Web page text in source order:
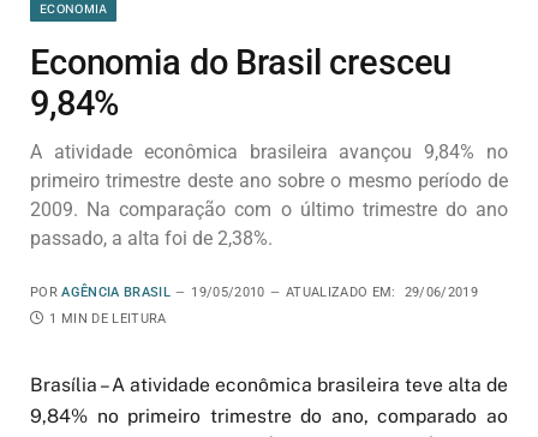
ECONOMIA
Economia do Brasil cresceu
9,84%
A atividade econômica brasileira avançou 9,84% no
primeiro trimestre deste ano sobre o mesmo período de
2009. Na comparação com o último trimestre do ano
passado, a alta foi de 2,38%.
POR AGÊNCIA BRASIL 19/05/2010 ATUALIZADO EM:
29/06/2019
1 MIN DE LEITURA
Brasília – A atividade econômica brasileira teve alta de
9,84% no primeiro trimestre do ano, comparado ao